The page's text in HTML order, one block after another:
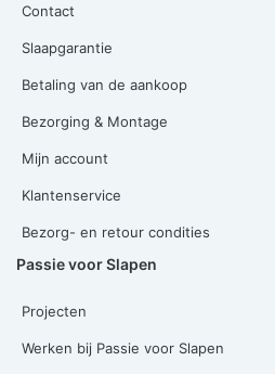
Contact
Slaapgarantie
Betaling van de aankoop
Bezorging & Montage
Mijn account
Klantenservice
Bezorg- en retour condities
Passie voor Slapen
Projecten
Werken bij Passie voor Slapen